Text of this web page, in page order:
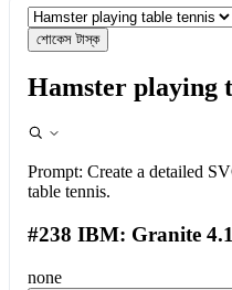
শোকেস টাস্ক
Hamster playing
Prompt: Create a detailed
table tennis.
#238 IBM: Granite
none